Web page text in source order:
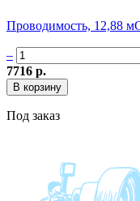
Проводимость, 12,88
–
7716 р.
Под заказ